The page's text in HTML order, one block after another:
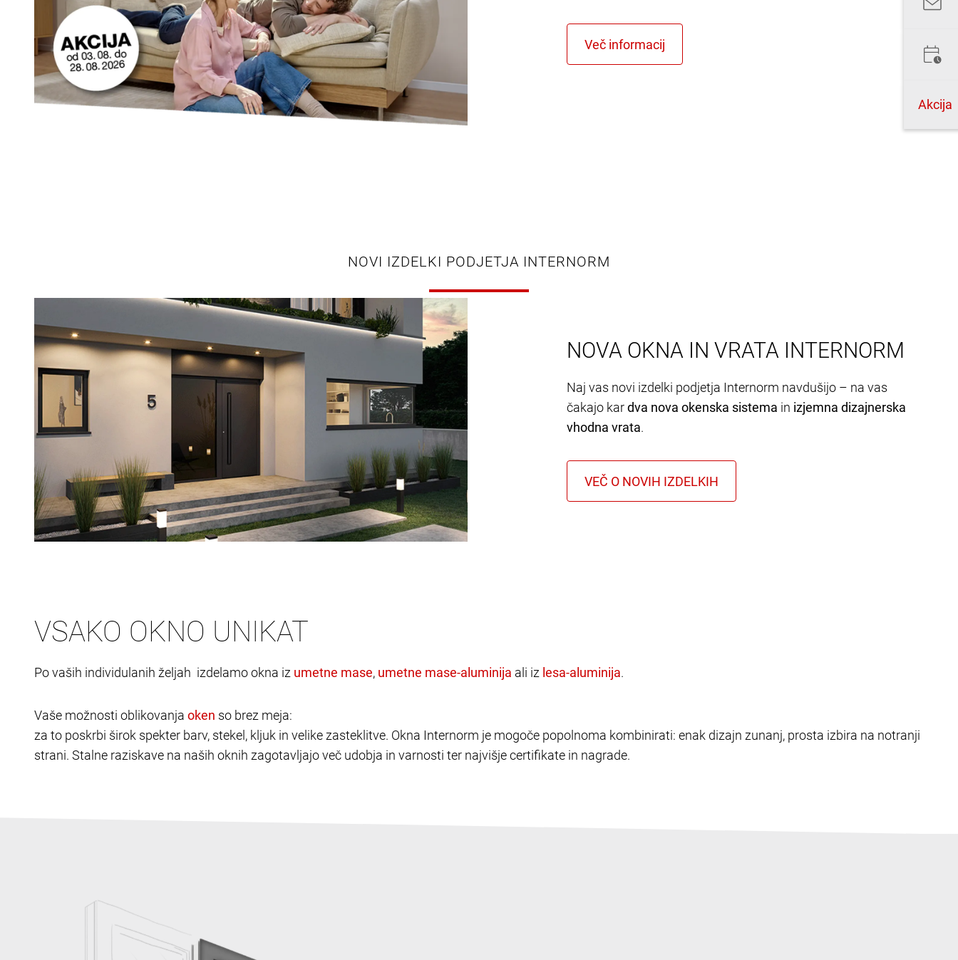
NOVI IZDELKI PODJETJA INTERNORM
NOVA OKNA IN VRATA INTERNORM
Naj vas novi izdelki podjetja Internorm navdušijo – na vas
čakajo kardva nova okenska sistema in izjemna dizajnerska
vhodna vrata.
VSAKO OKNO UNIKAT
Po vaših individulanih željah izdelamo okna iz , ali iz .
Vaše možnosti oblikovanja
so brez meja:
za to poskrbi širok spekter barv, stekel, kljuk in velike zasteklitve. Okna Internorm je mogoče popolnoma kombinirati: enak dizajn zunanj, prosta izbira na notranji
strani. Stalne raziskave na naših oknih zagotavljajo več udobja in varnosti ter najvišje certifikate in nagrade.